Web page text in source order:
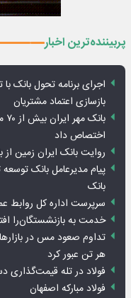
پربیننده‌ترین اخبار
اجرای برنامه تحول بانک با
بازسازی اعتماد مشتریان
اختصاص داد
روایت بانک ایران زمین
بانک
سرپرست اداره کل روابط
خدمت به بازنشستگان‌را
هر تن عبور کرد
فولاد در تله قیمت‌گذاری
فولاد مبارکه اصفهان